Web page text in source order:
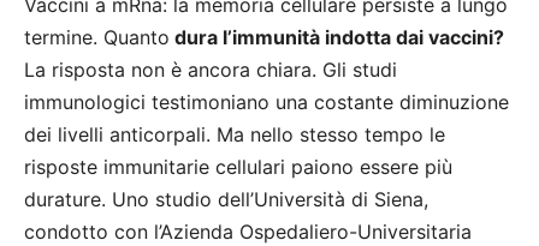
Vaccini a mRna: la memoria cellulare persiste a lungo
termine. Quanto dura l’immunità indotta dai vaccini?
La risposta non è ancora chiara. Gli studi
immunologici testimoniano una costante diminuzione
dei livelli anticorpali. Ma nello stesso tempo le
risposte immunitarie cellulari paiono essere più
durature. Uno studio dell’Università di Siena,
condotto con l’Azienda Ospedaliero-Universitaria